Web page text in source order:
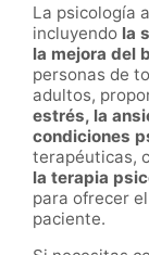
La psicología
incluyendo la
la mejora del
personas de
adultos,
estrés, la
condiciones
terapéuticas,
la terapia
para ofrecer
paciente.